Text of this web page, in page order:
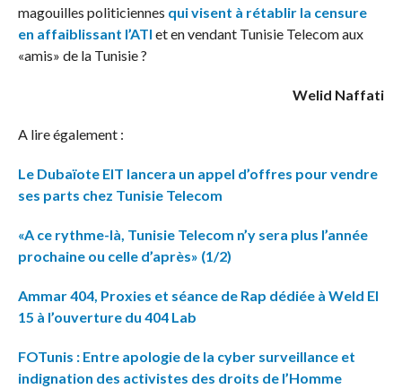
magouilles politiciennes qui visent à rétablir la censure
en affaiblissant l’ATI et en vendant Tunisie Telecom aux
«amis» de la Tunisie ?
Welid Naffati
A lire également :
Le Dubaïote EIT lancera un appel d’offres pour vendre
ses parts chez Tunisie Telecom
«A ce rythme-là, Tunisie Telecom n’y sera plus l’année
prochaine ou celle d’après» (1/2)
Ammar 404, Proxies et séance de Rap dédiée à Weld El
15 à l’ouverture du 404 Lab
FOTunis : Entre apologie de la cyber surveillance et
indignation des activistes des droits de l’Homme